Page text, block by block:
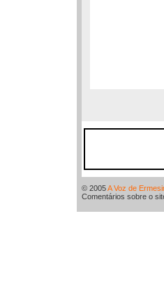
© 2005A Voz de
Comentários sobre o